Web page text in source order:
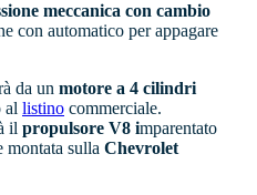
meccanica con cambio
con automatico per appagare
da un motore a 4 cilindri
al listino commerciale.
il propulsore V8 imparentato
montata sulla Chevrolet